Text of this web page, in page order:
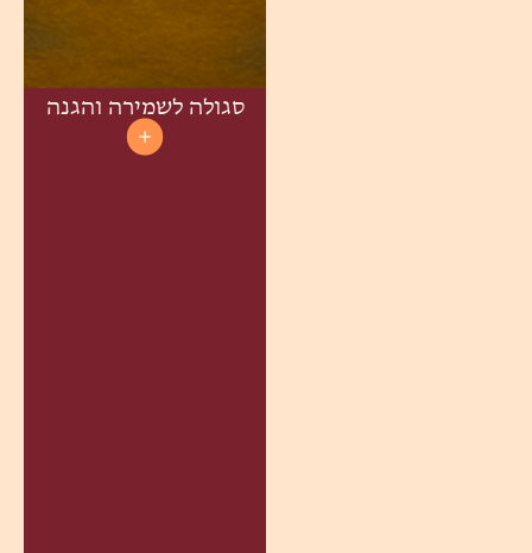
סגולה לשמירה והגנה